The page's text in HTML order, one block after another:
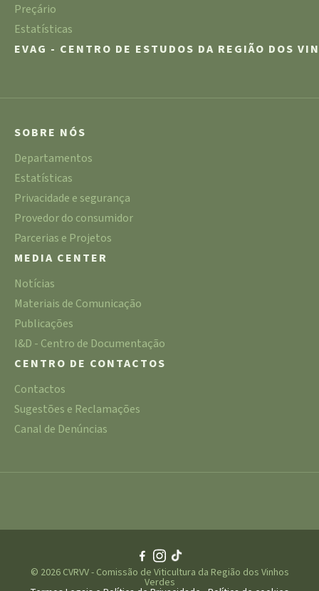
Preçário
Estatísticas
EVAG - CENTRO DE ESTUDOS DA REGIÃO DOS
SOBRE NÓS
Departamentos
Estatísticas
Privacidade e segurança
Provedor do consumidor
Parcerias e Projetos
MEDIA CENTER
Notícias
Materiais de Comunicação
Publicações
I&D - Centro de Documentação
CENTRO DE CONTACTOS
Contactos
Sugestões e Reclamações
Canal de Denúncias
© 2026 CVRVV - Comissão de Viticultura da Região dos Vinhos
Verdes